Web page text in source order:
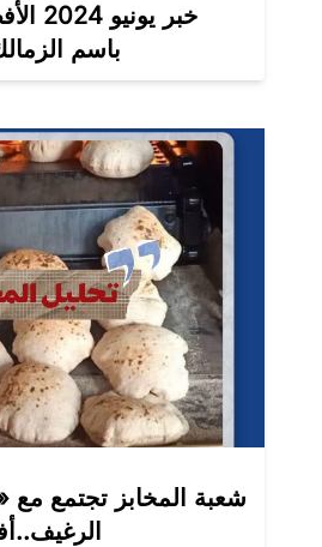
خبر
باسم
شعبة المخابز تجتمع مع